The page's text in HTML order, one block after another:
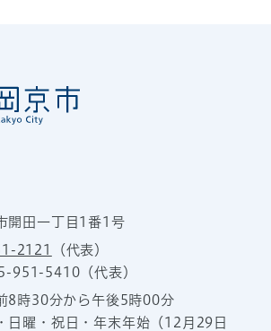
開田一丁目1番1号
2121
（代表）
951-5410（代表）
8時30分から午後5時00分
日曜・祝日・年末年始（12月29日